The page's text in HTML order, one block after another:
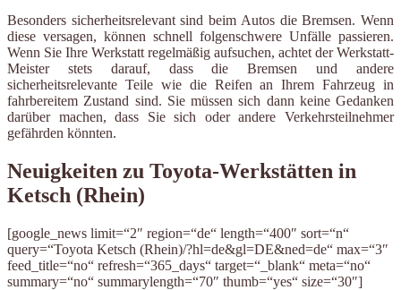
Besonders sicherheitsrelevant sind beim Autos die Bremsen. Wenn
diese versagen, können schnell folgenschwere Unfälle passieren.
Wenn Sie Ihre Werkstatt regelmäßig aufsuchen, achtet der Werkstatt-
Meister stets darauf, dass die Bremsen und andere
sicherheitsrelevante Teile wie die Reifen an Ihrem Fahrzeug in
fahrbereitem Zustand sind. Sie müssen sich dann keine Gedanken
darüber machen, dass Sie sich oder andere Verkehrsteilnehmer
gefährden könnten.
Neuigkeiten zu Toyota-Werkstätten in
Ketsch (Rhein)
[google_news limit=“2″ region=“de“ length=“400″ sort=“n“
query=“Toyota Ketsch (Rhein)/?hl=de&gl=DE&ned=de“ max=“3″
feed_title=“no“ refresh=“365_days“ target=“_blank“ meta=“no“
summary=“no“ summarylength=“70″ thumb=“yes“ size=“30″]